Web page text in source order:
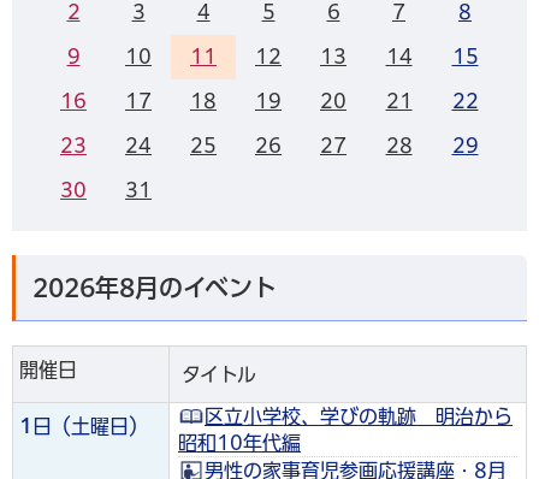
2 3 4 5 6 7 8
9 10 11 12 13 14 15
16 17 18 19 20 21 22
23 24 25 26 27 28 29
30 31
2026年8月のイベント
開催日 タイトル
1 日（土曜日）
区立小学校、学びの軌跡 明治から
昭和10年代編
男性の家事育児参画応援講座・8月